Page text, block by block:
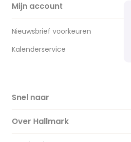
Mijn account
Nieuwsbrief voorkeuren
Kalenderservice
Snel naar
Over Hallmark